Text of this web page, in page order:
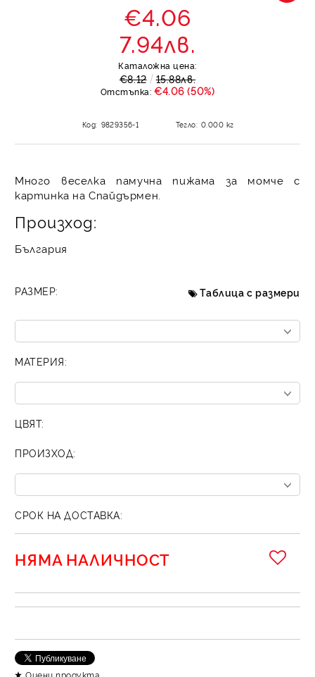
€4.06
7.94лв.
Каталожна цена:
€8.12 15.88лв.
Отстъпка: €4.06 (50%)
Код: 9829356-1 Тегло: 0.000 кг
Много веселка памучна пижама за момче с
картинка на Спайдърмен.
Произход:
България
РАЗМЕР: Таблица с размери
МАТЕРИЯ:
ЦВЯТ:
ПРОИЗХОД:
СРОК НА ДОСТАВКА:
НЯМА НАЛИЧНОСТ
Оцени продукта